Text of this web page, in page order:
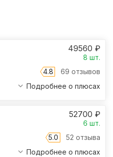
49560 ₽
8 шт.
4.8
69 отзывов
Подробнее о плюсах
52700 ₽
6 шт.
5.0
52 отзыва
Подробнее о плюсах